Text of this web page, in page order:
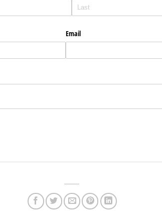
Email